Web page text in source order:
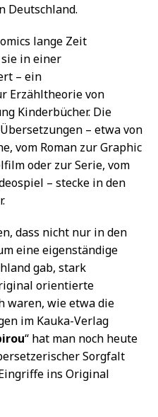
Deutschland.
lange Zeit
in einer
– ein
Erzähltheorie von
Kinderbücher. Die
– etwa von
vom Roman zur Graphic
oder zur Serie, vom
– stecke in den
dass nicht nur in den
eine eigenständige
gab, stark
orientierte
waren, wie etwa die
im Kauka-Verlag
“ hat man noch heute
Sorgfalt
ins Original